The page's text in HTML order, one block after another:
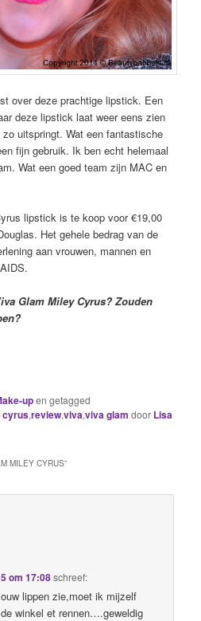
over deze prachtige lipstick. Een
deze lipstick laat weer eens zien
uitspringt. Wat een fantastische
fijn gebruik. Ik ben echt helemaal
Wat een goed team zijn MAC en
lipstick is te koop voor €19,00
Het gehele bedrag van de
aan vrouwen, mannen en
Glam Miley Cyrus? Zouden
upen getagged
cyrus,review,viva,viva glam door Lisa
MILEY CYRUS”
om 17:08schreef:
lippen zie,moet ik mijzelf
winkel et rennen….geweldig